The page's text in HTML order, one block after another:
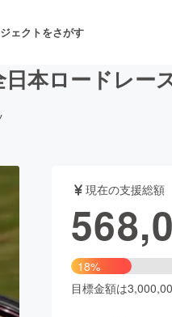
ェクトをさがす
舞台・パフォーマンス
フード・飲食店
本ロードレー
現在の支援総額
18%
目標金額は